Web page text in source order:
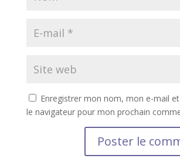
Enregistrer mon nom, mon e-mail
le navigateur pour mon prochain